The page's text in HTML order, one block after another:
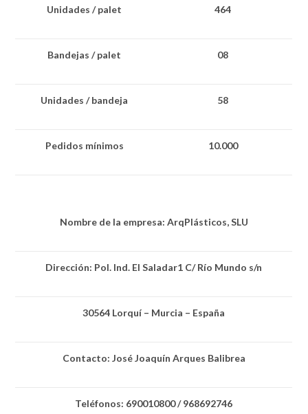
Unidades / palet 464
Bandejas / palet 08
Unidades / bandeja 58
Pedidos mínimos 10.000
Nombre de la empresa: ArqPlásticos, SLU
Dirección: Pol. Ind. El Saladar1 C/ Río Mundo s/n
30564 Lorquí – Murcia – España
Contacto: José Joaquín Arques Balibrea
Teléfonos: 690010800 / 968692746